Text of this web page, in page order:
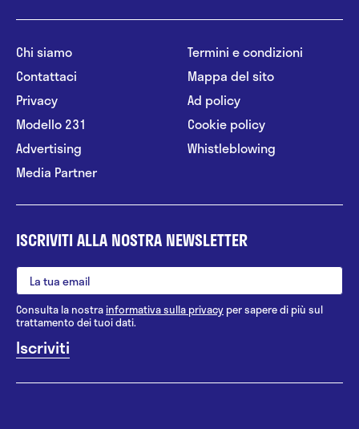
Chi siamo
Contattaci
Privacy
Modello 231
Advertising
Media Partner
Termini e condizioni
Mappa del sito
Ad policy
Cookie policy
Whistleblowing
ISCRIVITI ALLA NOSTRA NEWSLETTER
Consulta la nostrainformativa sulla privacy per sapere di più sul
trattamento dei tuoi dati.